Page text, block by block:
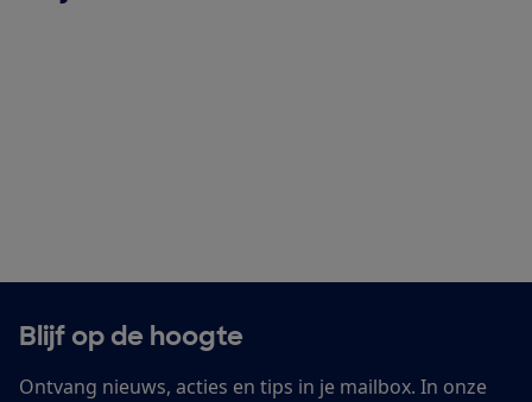
Blijf op de hoogte
Ontvang nieuws, acties en tips in je mailbox. In onze